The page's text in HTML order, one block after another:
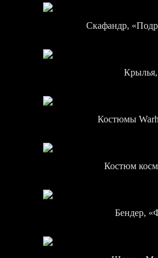
Скафандр,
Костюмы
Костюм
Бендер,